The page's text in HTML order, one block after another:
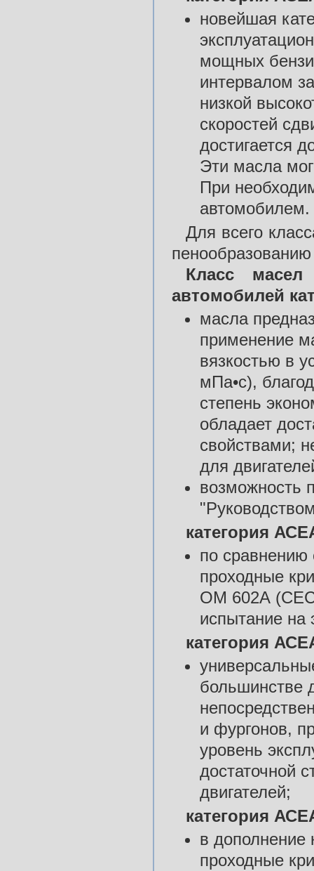
новейшая
мощных
интервалом
низкой
скоростей
достигается
Эти масла
При
автомобилем.
Для всего
Класс масел
автомобилей
масла
применение
вязкостью в
мПа•с),
степень
обладает
свойствами;
для
возможность
категория
по
проходные
ОМ 602А (СЕС-
испытание
категория
большинстве
и фургонов,
уровень
достаточной
двигателей;
категория
в
проходные